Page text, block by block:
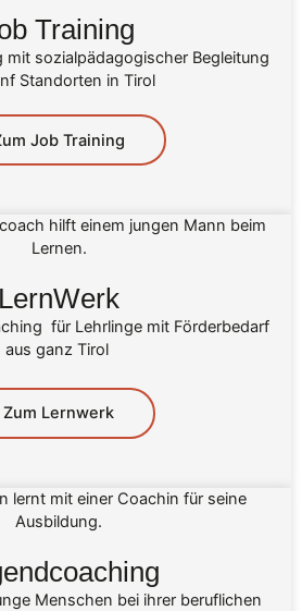
Training
mit sozialpädagogischer Begleitung
Standorten in Tirol
Job Training
LernWerk
für Lehrlinge mit Förderbedarf
aus ganz Tirol
Zum Lernwerk
Menschen bei ihrer beruflichen